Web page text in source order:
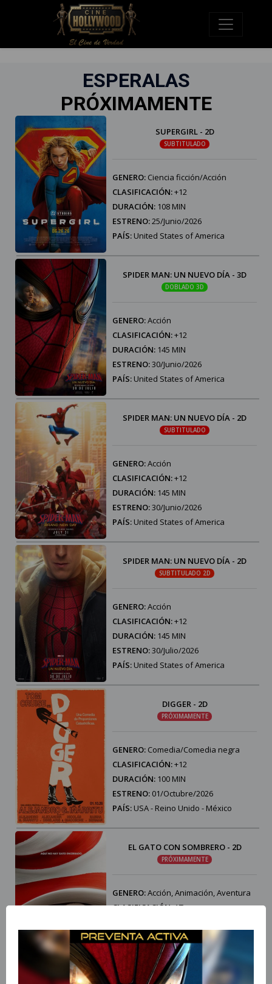
ESPERALAS
PRÓXIMAMENTE
SUPERGIRL - 2D
SUBTITULADO
GENERO: Ciencia ficción/Acción
CLASIFICACIÓN:+12
DURACIÓN: 108 MIN
ESTRENO:25/Junio/2026
PAÍS: United States of America
SPIDER MAN: UN NUEVO DÍA - 3D
DOBLADO 3D
GENERO:Acción
CLASIFICACIÓN:+12
DURACIÓN: 145 MIN
ESTRENO:30/Junio/2026
PAÍS: United States of America
SPIDER MAN: UN NUEVO DÍA - 2D
SUBTITULADO
GENERO:Acción
CLASIFICACIÓN:+12
DURACIÓN: 145 MIN
ESTRENO:30/Junio/2026
PAÍS: United States of America
SPIDER MAN: UN NUEVO DÍA - 2D
SUBTITULADO 2D
GENERO:Acción
CLASIFICACIÓN:+12
DURACIÓN: 145 MIN
ESTRENO:30/Julio/2026
PAÍS: United States of America
DIGGER - 2D
PRÓXIMAMENTE
GENERO: Comedia/Comedia negra
CLASIFICACIÓN:+12
DURACIÓN: 100 MIN
ESTRENO: 01/Octubre/2026
PAÍS: USA - Reino Unido - México
EL GATO CON SOMBRERO - 2D
PRÓXIMAMENTE
GENERO:Acción, Animación, Aventura
CLASIFICACIÓN:AT
ESTRENO:05/Nov/2026
PAÍS: United States of America